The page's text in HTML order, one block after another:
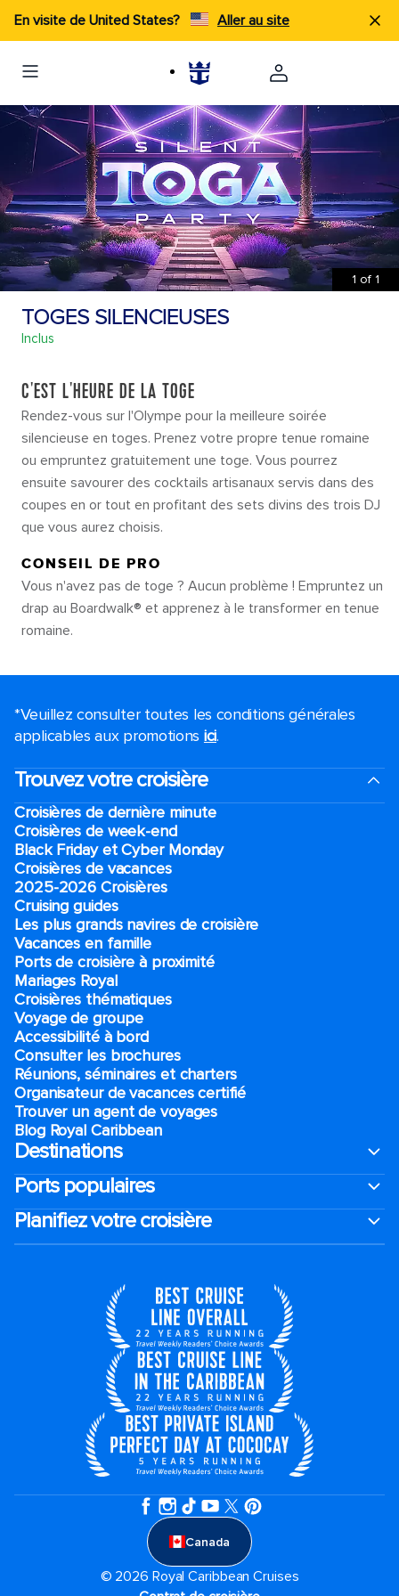
En visite de United States? Aller au site
1 of 1
TOGES SILENCIEUSES
Inclus
C'EST L'HEURE DE LA TOGE
Rendez-vous sur l'Olympe pour la meilleure soirée
silencieuse en toges. Prenez votre propre tenue romaine
ou empruntez gratuitement une toge. Vous pourrez
ensuite savourer des cocktails artisanaux servis dans des
coupes en or tout en profitant des sets divins des trois DJ
que vous aurez choisis.
CONSEIL DE PRO
Vous n'avez pas de toge ? Aucun problème ! Empruntez un
drap au Boardwalk® et apprenez à le transformer en tenue
romaine.
*Veuillez consulter toutes les conditions générales
applicables aux promotions ici.
Trouvez votre croisière
Croisières de dernière minute
Croisières de week-end
Black Friday et Cyber Monday
Croisières de vacances
2025-2026 Croisières
Cruising guides
Les plus grands navires de croisière
Vacances en famille
Ports de croisière à proximité
Mariages Royal
Croisières thématiques
Voyage de groupe​
Accessibilité à bord​
Consulter les brochures
Réunions, séminaires et charters
Organisateur de vacances certifié
Trouver un agent de voyages
Blog Royal Caribbean
Destinations
Ports populaires
Planifiez votre croisière
Canada
© 2026 Royal Caribbean Cruises